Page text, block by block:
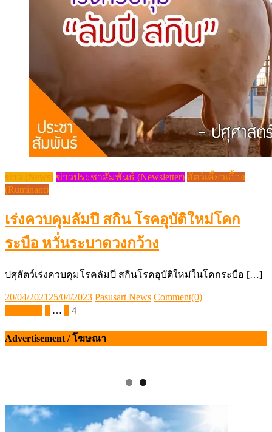
ข่าว (News) ข่าวประชาสัมพันธ์ (Newsletter) สัตว์เคี้ยวเอื้อง
(Ruminant)
เร่งควบคุมลัมปี สกิน โรคอุบัติใหม่โคก
ระบือ หวั่นระบาดวงกว้าง
ปศุสัตว์เร่งควบคุมโรคลัมปี สกินโรคอุบัติใหม่ในโคกระบือ […]
Posted
on
20/04/2021 25/04/2023 Author
Pasusart News Comment(0)
Posts
… 4
Advertisement / โฆษณา